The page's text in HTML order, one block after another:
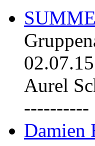
02.07.15
Aurel
----------
Damien